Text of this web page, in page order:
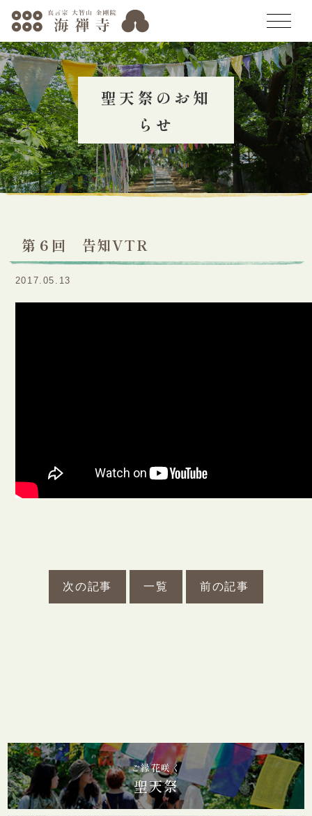
トップページ
海禅寺の歴史
年中行事
聖天祭
聖天祭に託す思い
人形供養会
境内墓地
海禅寺新聞
リンク集
聖天祭のお知
らせ
第６回 告知VTR
2017.05.13
次の記事 一覧 前の記事
ご縁花咲く
聖天祭